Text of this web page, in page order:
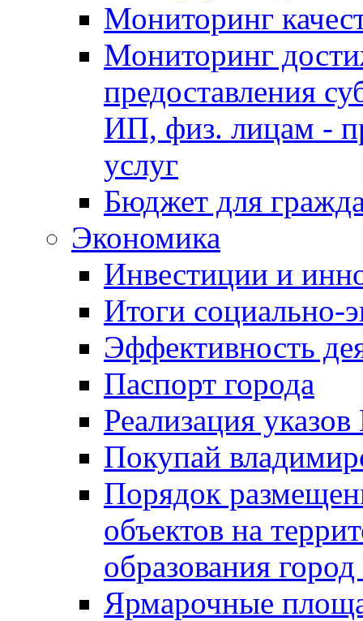
Мониторинг
Мониторинг
предоставления
ИП, физ. лицам -
услуг
Бюджет для
Экономика
Инвестиции и
Итоги социально-
Эффективность
Паспорт города
Реализация
Покупай
Порядок
объектов на
образования
Ярмарочные